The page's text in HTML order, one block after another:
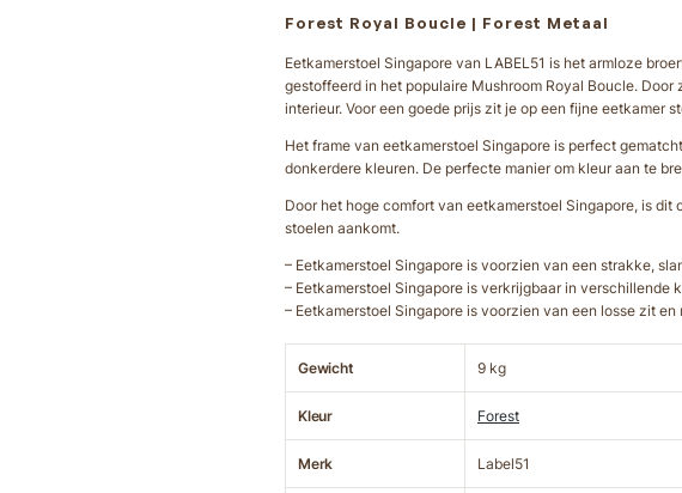
Forest Royal Boucle | Forest Metaal
Eetkamerstoel Singapore van LABEL51 is het armloze
gestoffeerd in het populaire Mushroom Royal Boucle.
interieur. Voor een goede prijs zit je op een fijne eetkamer
Het frame van eetkamerstoel Singapore is perfect
donkerdere kleuren. De perfecte manier om kleur aan te
Door het hoge comfort van eetkamerstoel Singapore, is
stoelen aankomt.
– Eetkamerstoel Singapore is voorzien van een strakke,
– Eetkamerstoel Singapore is verkrijgbaar in verschillende
– Eetkamerstoel Singapore is voorzien van een losse zit en
Gewicht 9 kg
Kleur Forest
Merk Label51